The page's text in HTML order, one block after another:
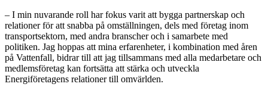
– I min nuvarande roll har fokus varit att bygga partnerskap och
relationer för att snabba på omställningen, dels med företag inom
transportsektorn, med andra branscher och i samarbete med
politiken. Jag hoppas att mina erfarenheter, i kombination med åren
på Vattenfall, bidrar till att jag tillsammans med alla medarbetare och
medlemsföretag kan fortsätta att stärka och utveckla
Energiföretagens relationer till omvärlden.